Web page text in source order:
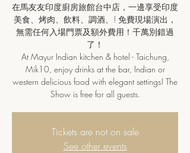
在馬友友印度廚房旅館台中店，一邊享受印度
美食、烤肉、飲料、調酒、! 免費現場演出，
無需任何入場門票及額外費用！千萬別錯過
了！
At Mayur Indian kitchen & hotel - Taichung,
Mik10, enjoy drinks at the bar, Indian or
western delicious food with elegant settings! The
Show is free for all guests.
Tickets are not on sale
See other events